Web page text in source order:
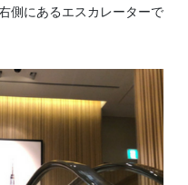
側にあるエスカレーターで